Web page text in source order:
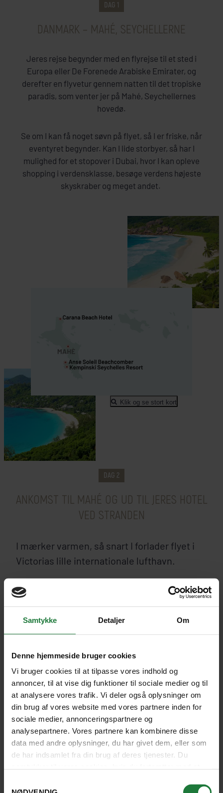
Samtykke Detaljer Om
Denne hjemmeside bruger cookies
Vi bruger cookies til at tilpasse vores indhold og
annoncer, til at vise dig funktioner til sociale medier og til
at analysere vores trafik. Vi deler også oplysninger om
din brug af vores website med vores partnere inden for
sociale medier, annonceringspartnere og
analysepartnere. Vores partnere kan kombinere disse
data med andre oplysninger, du har givet dem, eller som
de har indsamlet fra din brug af deres tjenester. Du
Mahé
Anse Soleil Beachcomber
DAG 1
DANMARK – MAHÉ, SEYCHELLERNE
Jeres rejse begynder med en flyrejse til et sted i
Europa eller De Forenede Arabiske Emirater, og
derefter en flyvetur gennem natten til det tropiske
paradis, som venter jer på Mahé, Seychellernes
hovedø.
Se om I kan få noget søvn på flyet, så I er friske, når
eventyret begynder. Kan I lide storbyer, så har I
mulighed for et stopover i Dubai, hvor I kan opleve
shopping i verdensklasse, besøge verdens højeste
skyskraber og meget andet.
Klik og se stort kort
DAG 2
ANKOMST TIL MAHÉ OG UD TIL JERES HOTEL
VED STRANDEN
I mærker varmen, så snart I forlader flyet i
Victorias lille internationale lufthavn.
Så snart formaliteterne er overstået og I har hentet
jeres bagage, finder I frem til den chauffør, som skal
stjernede hoteller på den skønne Beau Vallon-strand,
som er Mahés hovedstrand, og et 4-stjernet
alternativ beliggende i fredelige omgivelser på øens
nordspids. Efter kun omkring en halv times kørsel er I
fremme, og herefter kan I klæde om til badetøj og
svømme en tur i havet og gå en tur i vandkanten.
Se overnatning